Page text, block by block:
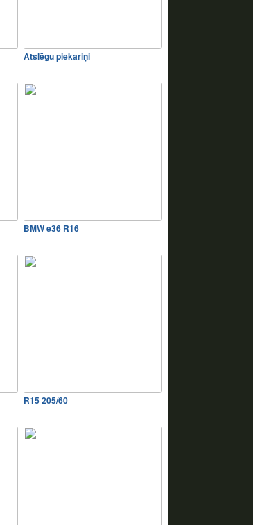
Atslēgu piekariņi
BMW e36 R16
R15 205/60